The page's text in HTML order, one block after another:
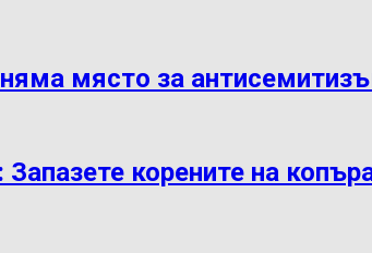
място за
корените на